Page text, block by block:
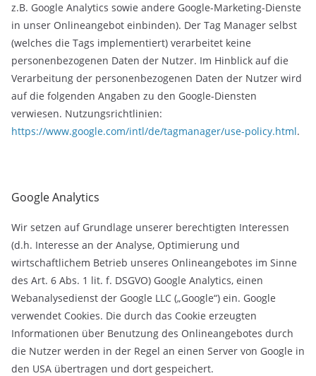
z.B. Google Analytics sowie andere Google-Marketing-Dienste
in unser Onlineangebot einbinden). Der Tag Manager selbst
(welches die Tags implementiert) verarbeitet keine
personenbezogenen Daten der Nutzer. Im Hinblick auf die
Verarbeitung der personenbezogenen Daten der Nutzer wird
auf die folgenden Angaben zu den Google-Diensten
verwiesen. Nutzungsrichtlinien:
https://www.google.com/intl/de/tagmanager/use-policy.html.
Google Analytics
Wir setzen auf Grundlage unserer berechtigten Interessen
(d.h. Interesse an der Analyse, Optimierung und
wirtschaftlichem Betrieb unseres Onlineangebotes im Sinne
des Art. 6 Abs. 1 lit. f. DSGVO) Google Analytics, einen
Webanalysedienst der Google LLC („Google“) ein. Google
verwendet Cookies. Die durch das Cookie erzeugten
Informationen über Benutzung des Onlineangebotes durch
die Nutzer werden in der Regel an einen Server von Google in
den USA übertragen und dort gespeichert.